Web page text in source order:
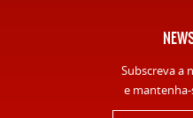
Subscreva a
e